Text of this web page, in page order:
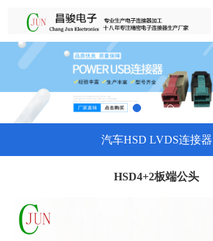
汽车HSD LVDS连接器
HSD4+2板端公头